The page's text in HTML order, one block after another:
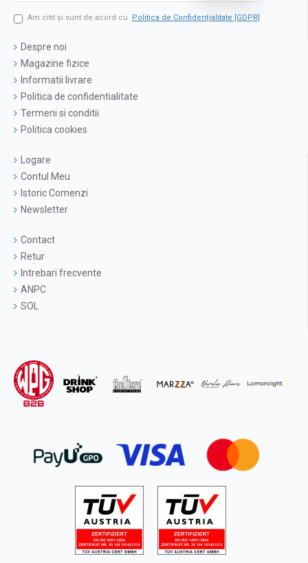
Am citit şi sunt de acord cu Politica de Confidențialitate [GDPR]
Despre noi
Magazine fizice
Informatii livrare
Politica de confidentialitate
Termeni si conditii
Politica cookies
Logare
Contul Meu
Istoric Comenzi
Newsletter
Contact
Retur
Intrebari frecvente
ANPC
SOL